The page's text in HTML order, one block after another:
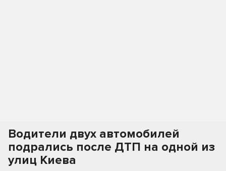
Водители двух автомобилей
подрались после ДТП на одной из
улиц Киева